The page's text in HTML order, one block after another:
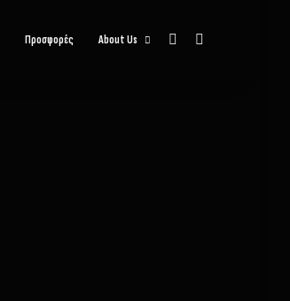
Προσφορές About Us Sidebar